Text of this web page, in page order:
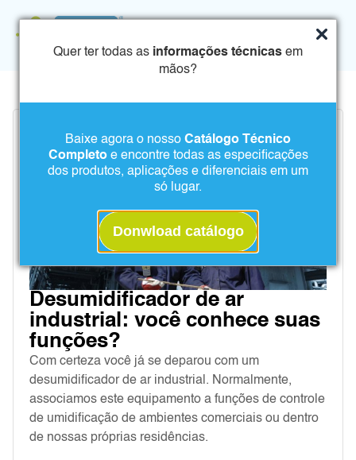
Quer ter todas as informações técnicas em
mãos?
Baixe agora o nosso Catálogo Técnico
Completo e encontre todas as especificações
dos produtos, aplicações e diferenciais em um
só lugar.
Donwload catálogo
Desumidificador de ar
industrial: você conhece suas
funções?
Com certeza você já se deparou com um
desumidificador de ar industrial. Normalmente,
associamos este equipamento a funções de controle
de umidificação de ambientes comerciais ou dentro
de nossas próprias residências.